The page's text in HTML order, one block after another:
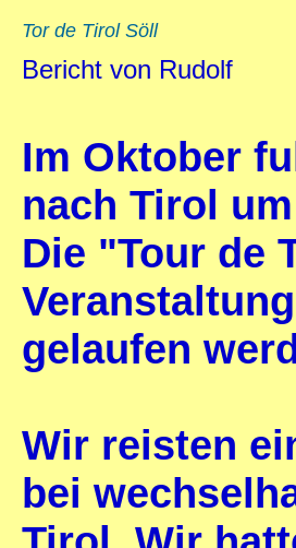
Tor de Tirol Söll
Bericht von Rudolf
Im Oktober
nach Tirol
Die "Tour de
gelaufen
Wir reisten
bei